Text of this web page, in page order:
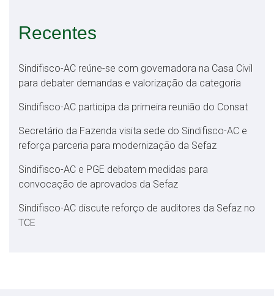
Recentes
Sindifisco-AC reúne-se com governadora na Casa Civil
para debater demandas e valorização da categoria
Sindifisco-AC participa da primeira reunião do Consat
Secretário da Fazenda visita sede do Sindifisco-AC e
reforça parceria para modernização da Sefaz
Sindifisco-AC e PGE debatem medidas para
convocação de aprovados da Sefaz
Sindifisco-AC discute reforço de auditores da Sefaz no
TCE